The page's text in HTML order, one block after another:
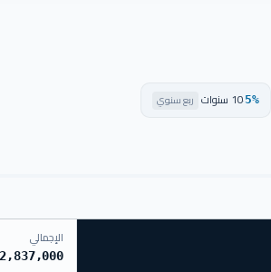
5%
·10 سنوات ربع سنوي
الإجمالي
2,837,000 ج.م